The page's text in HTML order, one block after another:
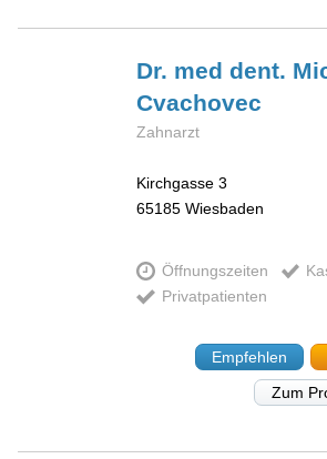
Dr. med dent.
Cvachovec
Zahnarzt
Kirchgasse 3
65185 Wiesbaden
Öffnungszeiten
Privatpatienten
Empfehlen
Zum